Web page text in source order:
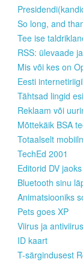
So long, and
Tee ise
RSS: ülevaade
Mis või kes on
Eesti
Tähtsad lingid
Reklaam või
Mõttekäik BSA
Totaalselt
TechEd 2001
Editorid DV jaoks
Bluetooth sinu
Animatsiooniks
Pets goes XP
Viirus ja
ID kaart
T-särgindusest